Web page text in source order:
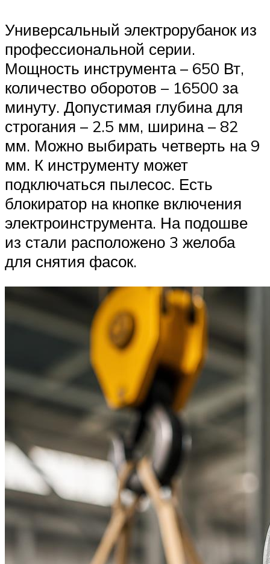
Универсальный электрорубанок из
профессиональной серии.
Мощность инструмента – 650 Вт,
количество оборотов – 16500 за
минуту. Допустимая глубина для
строгания – 2.5 мм, ширина – 82
мм. Можно выбирать четверть на 9
мм. К инструменту может
подключаться пылесос. Есть
блокиратор на кнопке включения
электроинструмента. На подошве
из стали расположено 3 желоба
для снятия фасок.